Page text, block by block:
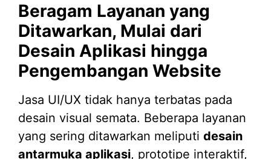
Beragam Layanan yang
Ditawarkan, Mulai dari
Desain Aplikasi hingga
Pengembangan Website
Jasa UI/UX tidak hanya terbatas pada
desain visual semata. Beberapa layanan
yang sering ditawarkan meliputi desain
antarmuka aplikasi, prototipe interaktif,